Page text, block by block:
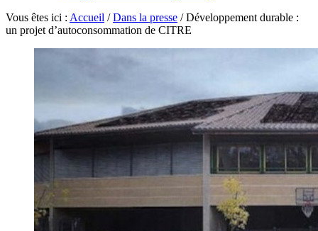
Vous êtes ici : Accueil /Dans la presse /Développement durable :
un projet d’autoconsommation de CITRE